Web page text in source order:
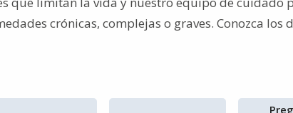
crónicas, complejas o graves. Conozca